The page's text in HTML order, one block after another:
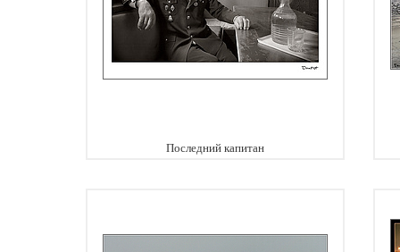
Последний капитан